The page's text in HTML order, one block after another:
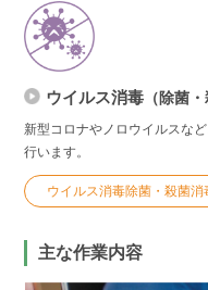
ウイルス消毒 （除菌・
新型コロナやノロウイルスな
行います。
ウイルス消毒除菌・殺菌
主な作業内容